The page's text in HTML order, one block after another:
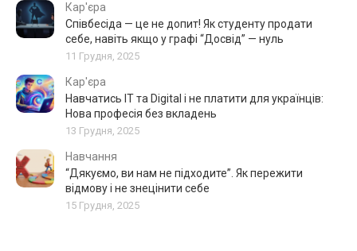
Кар'єра
Співбесіда — це не допит! Як студенту продати
себе, навіть якщо у графі “Досвід” — нуль
11 Грудня, 2025
Кар'єра
Навчатись IT та Digital і не платити для українців:
Нова професія без вкладень
13 Грудня, 2025
Навчання
“Дякуємо, ви нам не підходите”. Як пережити
відмову і не знецінити себе
15 Грудня, 2025